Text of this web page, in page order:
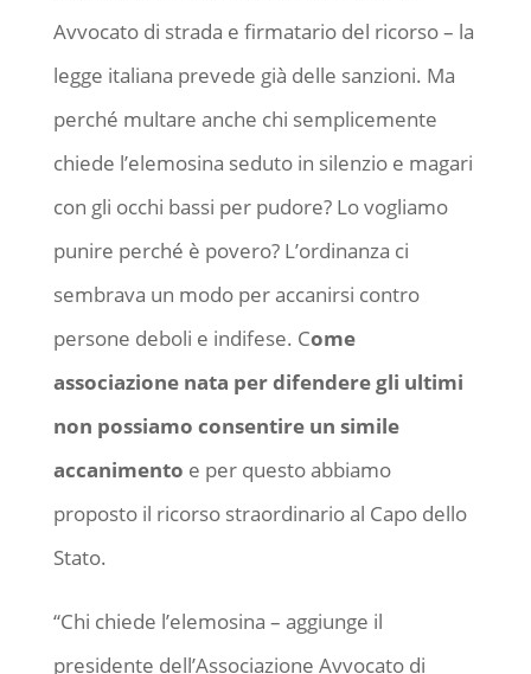
Avvocato di strada e firmatario del ricorso – la
legge italiana prevede già delle sanzioni. Ma
perché multare anche chi semplicemente
chiede l’elemosina seduto in silenzio e magari
con gli occhi bassi per pudore? Lo vogliamo
punire perché è povero? L’ordinanza ci
sembrava un modo per accanirsi contro
persone deboli e indifese. Come
associazione nata per difendere gli ultimi
non possiamo consentire un simile
accanimento e per questo abbiamo
proposto il ricorso straordinario al Capo dello
Stato.
“Chi chiede l’elemosina – aggiunge il
presidente dell’Associazione Avvocato di